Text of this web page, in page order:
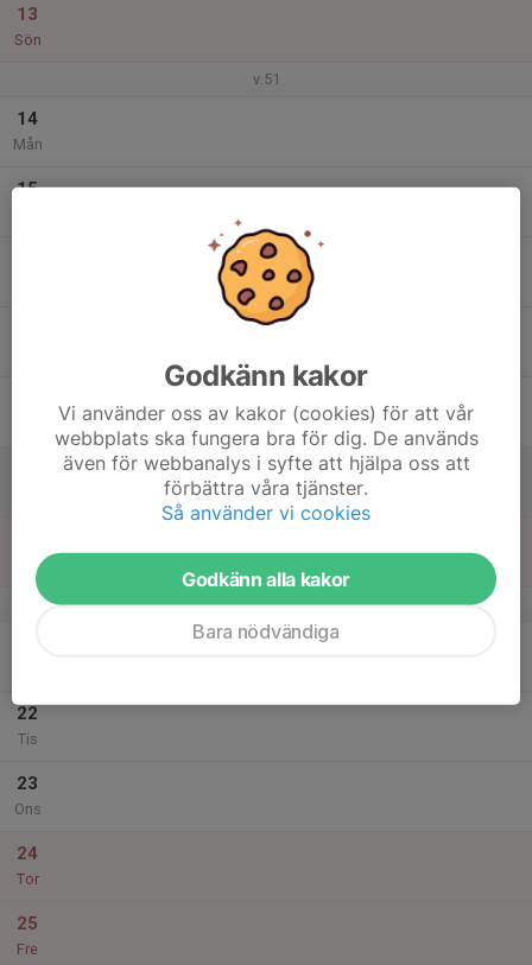
13
Sön
v.51
14
Mån
15
Sön
v.52
22
Tis
23
Ons
24
Tor
25
Fre
Godkänn kakor
Vi använder oss av kakor (cookies) för att vår
webbplats ska fungera bra för dig. De används
även för webbanalys i syfte att hjälpa oss att
förbättra våra tjänster.
Så använder vi cookies
Godkänn alla kakor
Bara nödvändiga